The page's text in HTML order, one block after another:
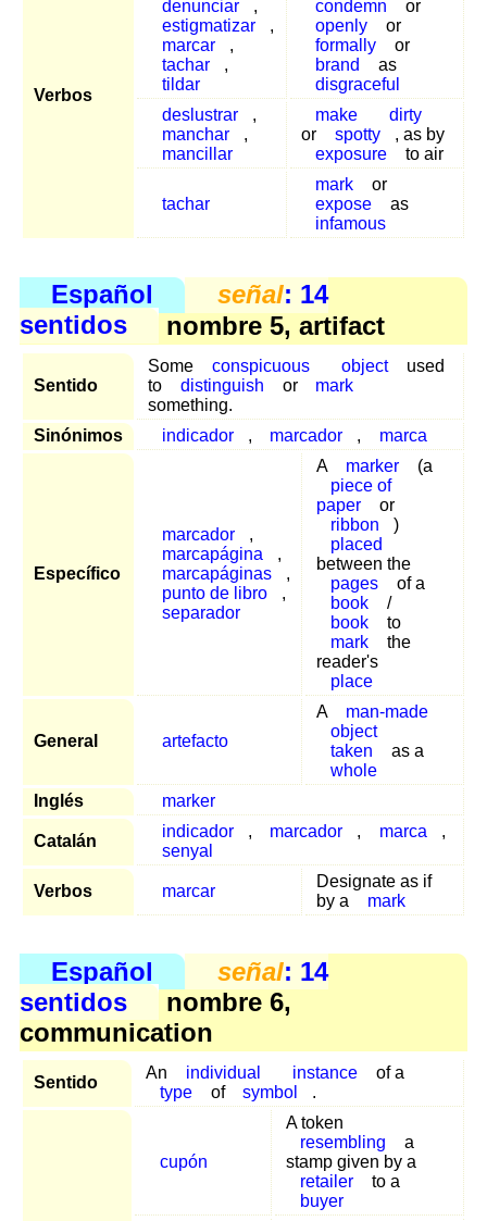
Verbos
denunciar
,
estigmatizar
,
marcar
,
tachar
,
tildar
condemn
or
openly
or
formally
or
brand
as
disgraceful
deslustrar
,
manchar
,
mancillar
make
dirty
or
spotty
, as by
exposure
to air
tachar
mark
or
expose
as
infamous
Español señal: 14
sentidos
nombre 5, artifact
Sentido
Some conspicuous object
used
to
distinguish or
mark
something.
Sinónimos
indicador , marcador , marca
Específico
marcador
,
marcapágina
,
marcapáginas
,
punto de libro
,
separador
A marker
(a
piece of
paper
or
ribbon
)
placed
between the
pages
of a
book
/
book
to
mark
the
reader's
place
General artefacto
A
man-made
object
taken
as a
whole
Inglés
marker
Catalán
indicador , marcador , marca
,
senyal
Verbos marcar
Designate as if
by a
mark
Español señal: 14
sentidos
nombre 6,
communication
Sentido
An individual instance
of a
type
of symbol .
cupón
A token
resembling
a
stamp given by a
retailer
to a
buyer